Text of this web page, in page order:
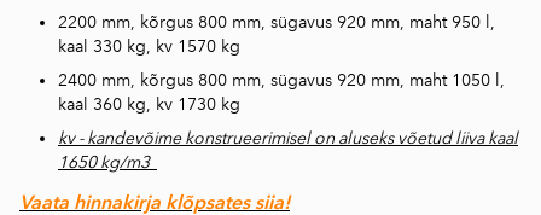
2200 mm, kõrgus 800 mm, sügavus 920 mm, maht 950 l,
kaal 330 kg, kv 1570 kg
2400 mm, kõrgus 800 mm, sügavus 920 mm, maht 1050 l,
kaal 360 kg, kv 1730 kg
kv - kandevõime konstrueerimisel on aluseks võetud liiva kaal
1650 kg/m3
Vaata hinnakirja klõpsates siia!